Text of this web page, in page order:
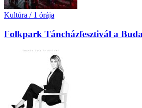
Kultúra / 1 órája
Folkpark Táncházfesztivál a